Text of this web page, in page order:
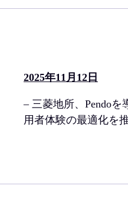
2025年11月12日
– 三菱地所、Pendoを
用者体験の最適化を